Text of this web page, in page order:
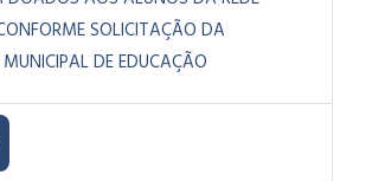
SOLICITAÇÃO DA
DE EDUCAÇÃO